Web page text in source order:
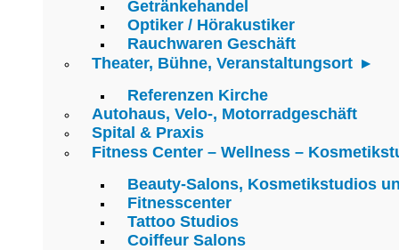
Getränkehandel
Optiker / Hörakustiker
Rauchwaren Geschäft
Theater, Bühne, Veranstaltungsort
Referenzen Kirche
Autohaus, Velo-, Motorradgeschäft
Spital & Praxis
Fitness Center – Wellness –
Beauty-Salons, Kosmetikstudios
Fitnesscenter
Tattoo Studios
Coiffeur Salons